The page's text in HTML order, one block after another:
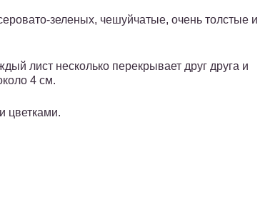
зеленых, чешуйчатые, очень толстые и
лист несколько перекрывает друг друга и
4 см.
цветками.